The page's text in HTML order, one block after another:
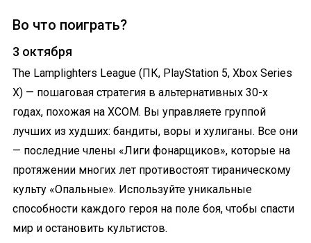
Во что поиграть?
3 октября
The Lamplighters League (ПК, PlayStation 5, Xbox Series
X) — пошаговая стратегия в альтернативных 30-х
годах, похожая на XCOM. Вы управляете группой
лучших из худших: бандиты, воры и хулиганы. Все они
— последние члены «Лиги фонарщиков», которые на
протяжении многих лет противостоят тираническому
культу «Опальные». Используйте уникальные
способности каждого героя на поле боя, чтобы спасти
мир и остановить культистов.